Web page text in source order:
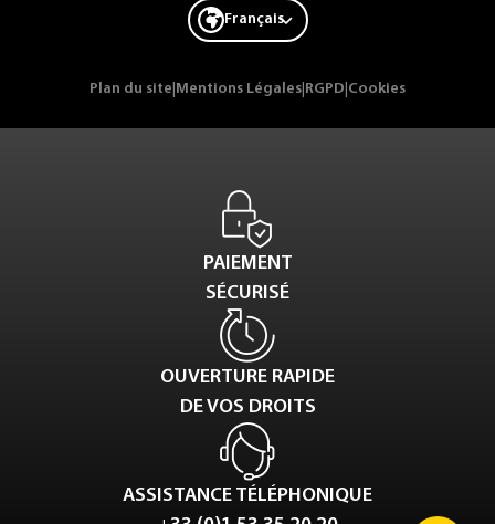
Français
Plan du site Mentions Légales RGPD Cookies
PAIEMENT
SÉCURISÉ
OUVERTURE RAPIDE
DE VOS DROITS
ASSISTANCE TÉLÉPHONIQUE